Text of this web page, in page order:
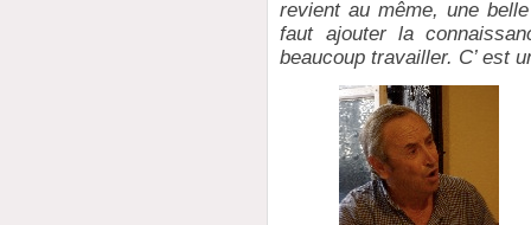
revient au même, une
faut ajouter la
beaucoup travailler. C’ est